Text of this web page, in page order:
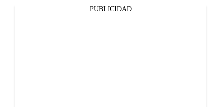
PUBLICIDAD